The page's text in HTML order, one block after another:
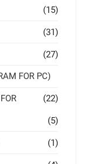
(15)
(31)
(27)
FOR PC)
(22)
(5)
(1)